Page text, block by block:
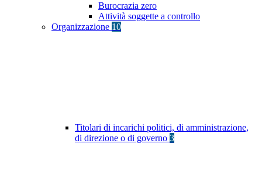
Burocrazia zero
Attività soggette a controllo
Organizzazione 10
Titolari di incarichi politici, di amministrazione,
di direzione o di governo 3